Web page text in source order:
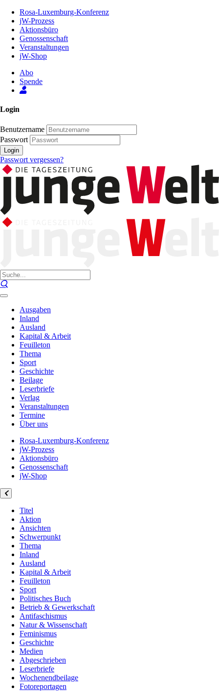
Inhalt
Seite
Rosa-Luxemburg-Konferenz
jW-Prozess
Aktionsbüro
Genossenschaft
Veranstaltungen
jW-Shop
Abo
Spende
Login
Benutzername
Passwort
Login
Passwort vergessen?
Ausgaben
Inland
Ausland
Kapital & Arbeit
Feuilleton
Thema
Sport
Geschichte
Beilage
Leserbriefe
Verlag
Veranstaltungen
Termine
Über uns
Rosa-Luxemburg-Konferenz
jW-Prozess
Aktionsbüro
Genossenschaft
jW-Shop
Titel
Aktion
Ansichten
Schwerpunkt
Thema
Inland
Ausland
Kapital & Arbeit
Feuilleton
Sport
Politisches Buch
Betrieb & Gewerkschaft
Antifaschismus
Natur & Wissenschaft
Feminismus
Geschichte
Medien
Abgeschrieben
Leserbriefe
Wochenendbeilage
Fotoreportagen